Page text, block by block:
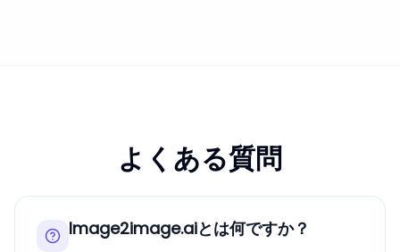
よくある質問
Image2image.aiとは何ですか？